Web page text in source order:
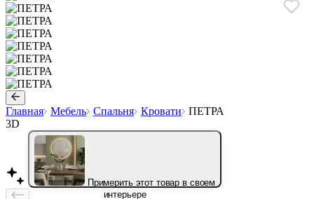
Главная Мебель Спальня Кровати
ПЕТРА
3D
Примерить этот товар в своем
интерьере